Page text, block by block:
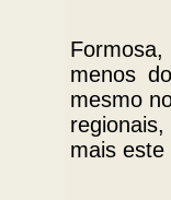
menos
mesmo
mais